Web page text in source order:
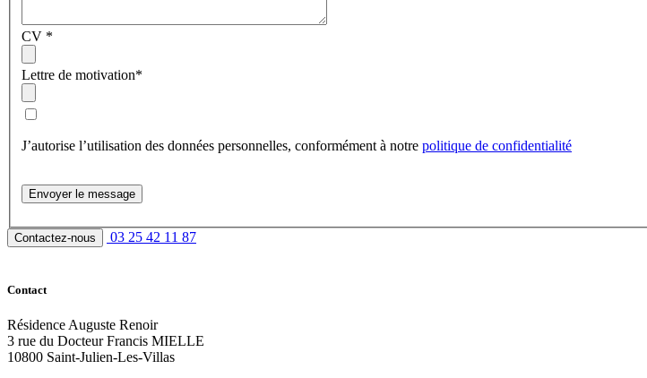
CV *
Lettre de motivation*
J’autorise l’utilisation des données personnelles, conformément à notre politique de confidentialité
Envoyer le message
Contactez-nous 03 25 42 11 87
Contact
Résidence Auguste Renoir
3 rue du Docteur Francis MIELLE
10800 Saint-Julien-Les-Villas